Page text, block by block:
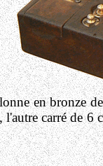
en bronze
carré de 6